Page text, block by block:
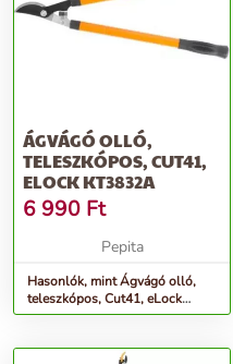
ÁGVÁGÓ OLLÓ,
TELESZKÓPOS, CUT41,
ELOCK KT3832A
6 990 Ft
Pepita
Hasonlók, mint Ágvágó olló,
teleszkópos, Cut41, eLock
KT3832A